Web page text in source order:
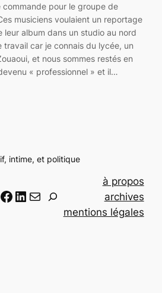
commande pour le groupe de
musiciens voulaient un reportage
leur album dans un studio au nord
travail car je connais du lycée, un
et nous sommes restés en
« professionnel » et il…
intime, et politique
Facebook LinkedIn Email
à propos
archives
mentions légales